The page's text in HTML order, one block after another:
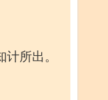
所出。